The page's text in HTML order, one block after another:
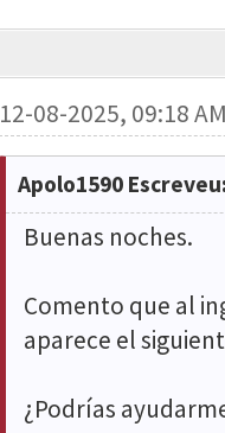
12-08-2025, 09:18
Apolo1590
Buenas noches.
Comento que al
aparece el
¿Podrías